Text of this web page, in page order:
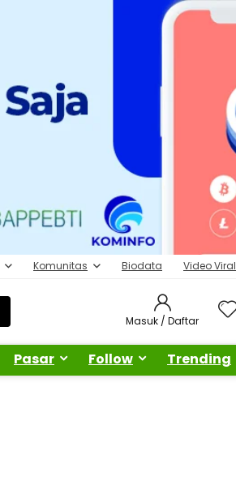
Komunitas Biodata Video Viral
Masuk / Daftar
Pasar Follow Trending